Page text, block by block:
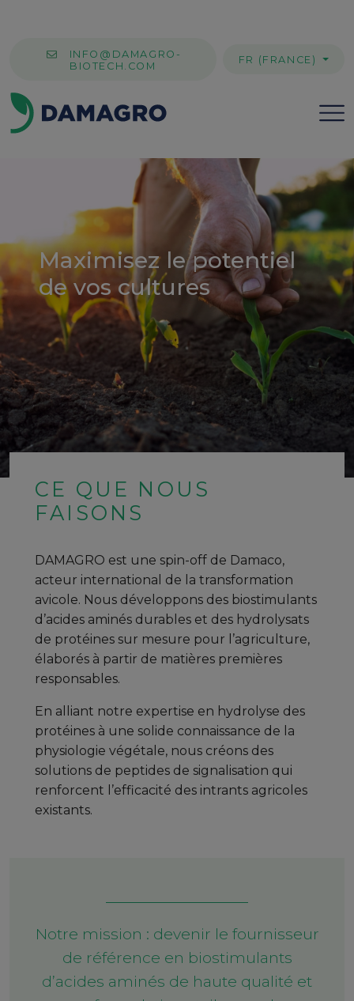
INFO@DAMAGRO-
BIOTECH.COM
FR (FRANCE)
Maximisez le potentiel
de vos cultures
CE QUE NOUS
FAISONS
DAMAGRO est une spin-off de Damaco,
acteur international de la transformation
avicole. Nous développons des biostimulants
d’acides aminés durables et des hydrolysats
de protéines sur mesure pour l’agriculture,
élaborés à partir de matières premières
responsables.
En alliant notre expertise en hydrolyse des
protéines à une solide connaissance de la
physiologie végétale, nous créons des
solutions de peptides de signalisation qui
renforcent l’efficacité des intrants agricoles
existants.
Notre mission : devenir le fournisseur
de référence en biostimulants
d’acides aminés de haute qualité et